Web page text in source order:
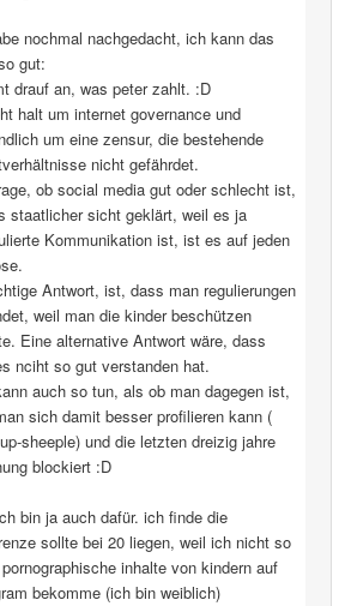
nochmal nachgedacht, ich kann das
gut:
drauf an, was peter zahlt. :D
halt um internet governance und
um eine zensur, die bestehende
nicht gefährdet.
ob social media gut oder schlecht ist,
staatlicher sicht geklärt, weil es ja
Kommunikation ist, ist es auf jeden
Antwort, ist, dass man regulierungen
weil man die kinder beschützen
Eine alternative Antwort wäre, dass
nciht so gut verstanden hat.
auch so tun, als ob man dagegen ist,
sich damit besser profilieren kann (
sheeple) und die letzten dreizig jahre
blockiert :D
bin ja auch dafür. ich finde die
sollte bei 20 liegen, weil ich nicht so
inhalte von kindern auf
bekomme (ich bin weiblich)